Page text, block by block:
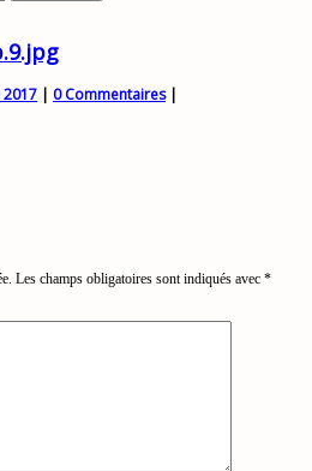
| 0 Commentaires|
Les champs obligatoires sont indiqués avec *